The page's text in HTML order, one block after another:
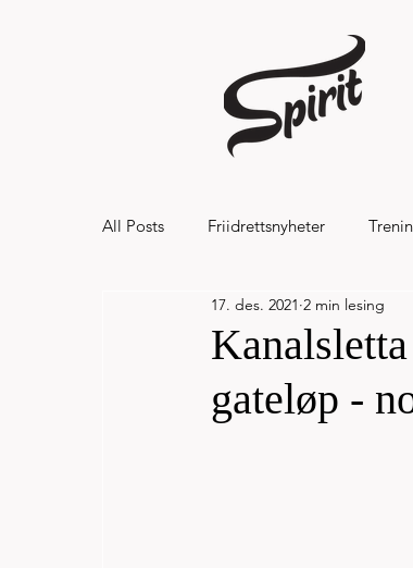
All Posts Friidrettsnyheter
Hålandsvannet halvmaraton og 7km
gateløp -
17. des. 2021 2 min lesing